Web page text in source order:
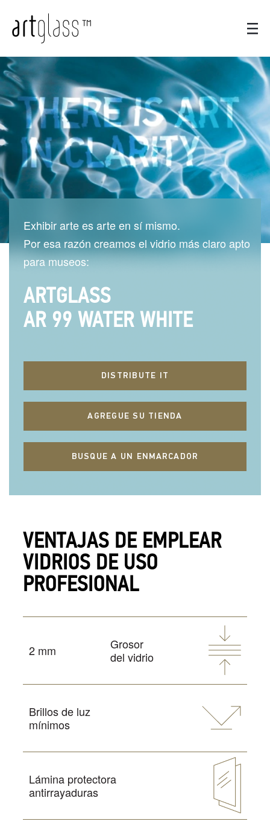
Exhibir arte es arte en sí mismo.
Por esa razón creamos el vidrio más claro apto
para museos:
ARTGLASS
AR 99 WATER WHITE
DISTRIBUTE IT
AGREGUE SU TIENDA
BUSQUE A UN ENMARCADOR
VENTAJAS DE EMPLEAR
VIDRIOS DE USO
PROFESIONAL
2 mm
Grosor
del vidrio
Brillos de luz
mínimos
Lámina protectora
antirrayaduras